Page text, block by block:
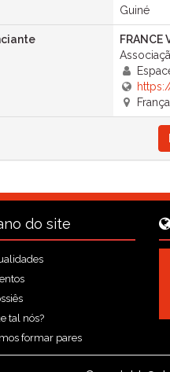
Guiné
FRANCE
França
do site
tal nós?
formar pares